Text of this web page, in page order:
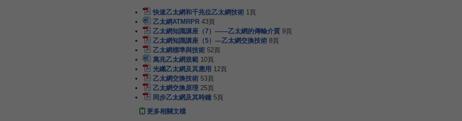
快速乙太網和千兆位乙太網技術 1頁
乙太網ATMRPR 43頁
乙太網知識講座（7）——乙太網的傳輸介質 9頁
乙太網知識講座（5）—乙太網交換技術 8頁
乙太網標準與技術 52頁
萬兆乙太網規範 10頁
光纖乙太網及其應用 12頁
乙太網交換技術 53頁
乙太網交換原理 25頁
同步乙太網及其時鐘 5頁
更多相關文檔